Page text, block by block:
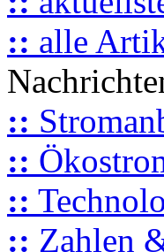
:: alle
::
::
::
:: Zahlen